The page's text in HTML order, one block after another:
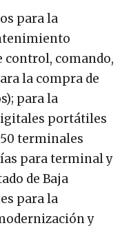
para la
control, comando,
la compra de
para la
portátiles
terminales
para terminal y
de Baja
para la
y